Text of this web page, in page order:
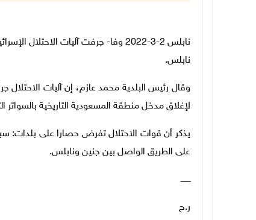
نابلس 2-3-2022 وفا- جرفت آليات
نابلس.
وقال رئيس البلدية محمد عازم، إن آليات الاحتلال
لإغلاق مدخل منطقة المسعودية التاريخية بالسواتر
يذكر أن قوات الاحتلال تفرض حصارا على بلدات:
على الطريق الواصل بين جنين ونابلس.
ــــــــ
ر.ح